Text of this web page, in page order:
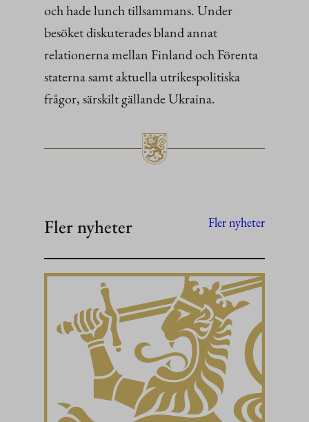
och hade lunch tillsammans. Under
besöket diskuterades bland annat
relationerna mellan Finland och Förenta
staterna samt aktuella utrikespolitiska
frågor, särskilt gällande Ukraina.
Fler nyheter Fler nyheter